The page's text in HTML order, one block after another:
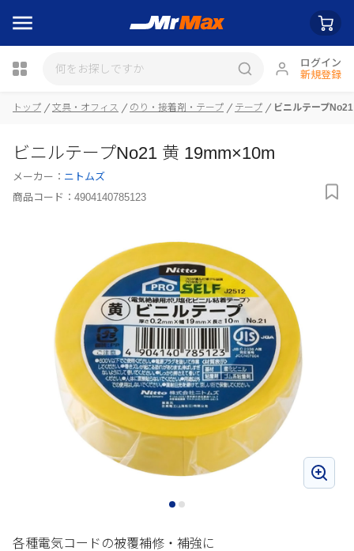
ログイン
新規登録
瓶詰
トップ 文具・オフィス のり・接着剤・テープ テープ ビニルテープ
ビニルテープNo21 黄 19mm×10m
メーカー： ニトムズ
商品コード： 4904140785123
各種電気コードの被覆補修・補強に